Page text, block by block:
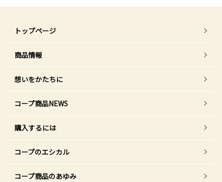
トップページ
商品情報
想いをかたちに
コープ商品NEWS
購入するには
コープのエシカル
コープ商品のあゆみ